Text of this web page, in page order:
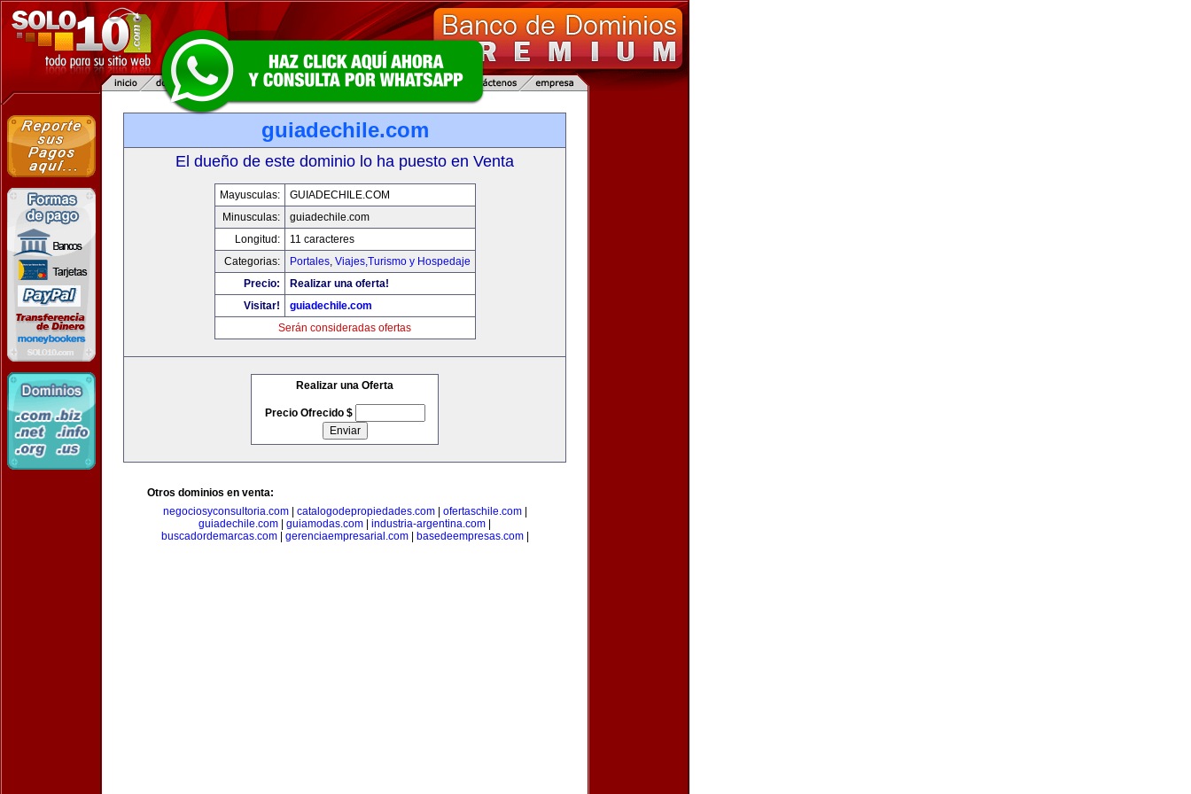
guiadechile.com
El dueño de este dominio lo ha puesto en Venta
Mayusculas:
GUIADECHILE.COM
Minusculas:
guiadechile.com
Longitud:
11 caracteres
Categorias:
Portales, Viajes,Turismo y Hospedaje
Precio:
Realizar una oferta!
Visitar!
guiadechile.com
Serán consideradas ofertas
Realizar una Oferta
Precio Ofrecido $
Otros dominios en venta:
negociosyconsultoria.com| catalogodepropiedades.com| ofertaschile.com|
guiadechile.com
guiamodas.com industria-argentina.com
buscadordemarcas.com| gerenciaempresarial.com| basedeempresas.com|